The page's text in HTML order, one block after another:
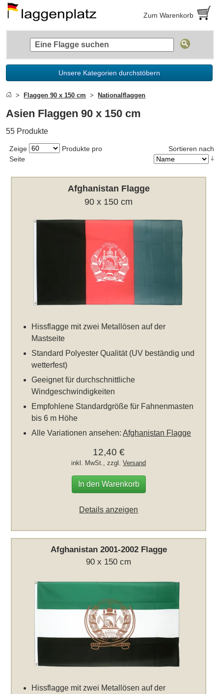
Zum Warenkorb
Unsere Kategorien durchstöbern
Flaggen 90 x 150 cm Nationalflaggen
Asien Flaggen 90 x 150 cm
55 Produkte
Zeige
Produkte pro
Seite
Sortieren nach
Afghanistan Flagge
90 x 150 cm
Hissflagge mit zwei Metallösen auf der
Mastseite
Standard Polyester Qualität (UV beständig und
wetterfest)
Geeignet für durchschnittliche
Windgeschwindigkeiten
Empfohlene Standardgröße für Fahnenmasten
bis 6 m Höhe
Alle Variationen ansehen:Afghanistan Flagge
12,40 €
inkl. MwSt., zzgl.Versand
In den Warenkorb
Details anzeigen
Afghanistan 2001-2002 Flagge
90 x 150 cm
Hissflagge mit zwei Metallösen auf der